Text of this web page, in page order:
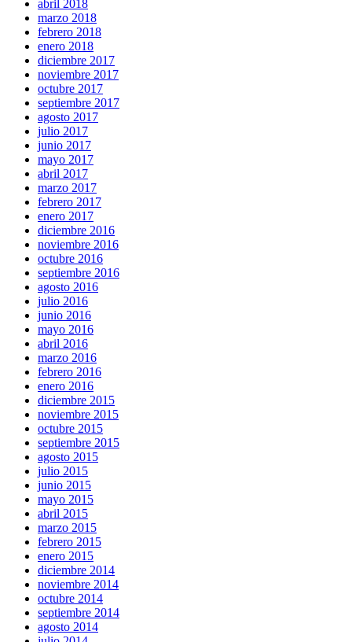
abril 2018
marzo 2018
febrero 2018
enero 2018
diciembre 2017
noviembre 2017
octubre 2017
septiembre 2017
agosto 2017
julio 2017
junio 2017
mayo 2017
abril 2017
marzo 2017
febrero 2017
enero 2017
diciembre 2016
noviembre 2016
octubre 2016
septiembre 2016
agosto 2016
julio 2016
junio 2016
mayo 2016
abril 2016
marzo 2016
febrero 2016
enero 2016
diciembre 2015
noviembre 2015
octubre 2015
septiembre 2015
agosto 2015
julio 2015
junio 2015
mayo 2015
abril 2015
marzo 2015
febrero 2015
enero 2015
diciembre 2014
noviembre 2014
octubre 2014
septiembre 2014
agosto 2014